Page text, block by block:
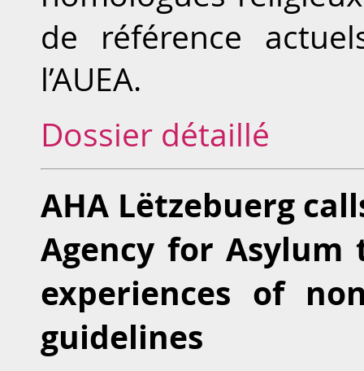
de référence
l’AUEA.
Dossier détaillé
AHA Lëtzebuerg
Agency for
experiences of
guidelines